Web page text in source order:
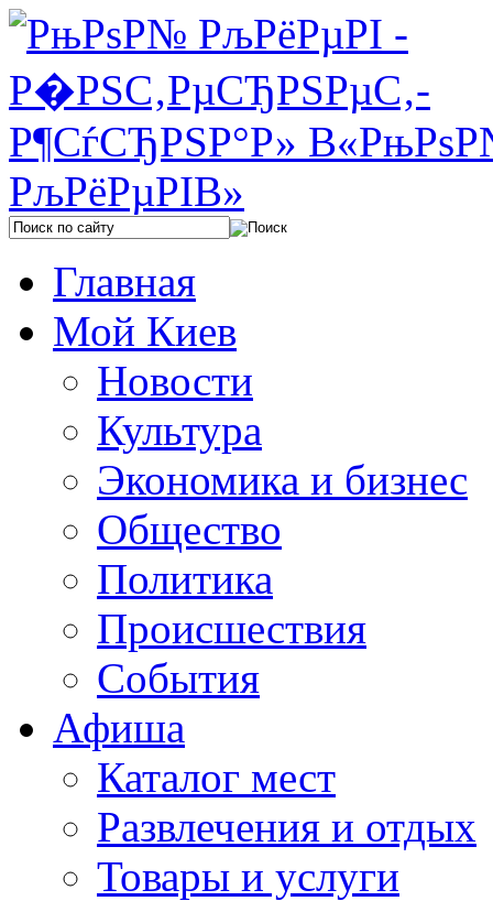
Главная
Мой Киев
Новости
Культура
Экономика и бизнес
Общество
Политика
Происшествия
События
Афиша
Каталог мест
Развлечения и отдых
Товары и услуги